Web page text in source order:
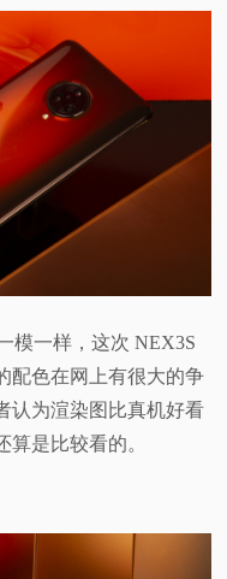
模一样，这次 NEX3S
色在网上有很大的争
认为渲染图比真机好看
是比较看的。